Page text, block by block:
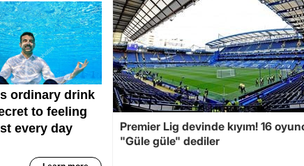
Premier Lig devinde kıyım! 16
"Güle güle" dediler